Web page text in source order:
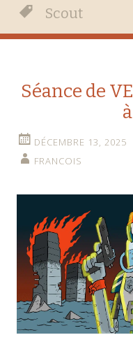
Scout
Séance de
DÉCEMBRE 13, 2025
FRANCOIS